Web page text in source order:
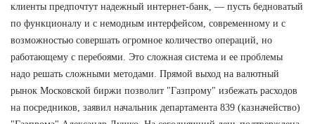
клиенты предпочтут надежный интернет-банк, — пусть бедноватый
по функционалу и с немодным интерфейсом, современному и с
возможностью совершать огромное количество операций, но
работающему с перебоями. Это сложная система и ее проблемы
надо решать сложными методами. Прямой выход на валютный
рынок Московской биржи позволит "Газпрому" избежать расходов
на посредников, заявил начальник департамента 839 (казначейство)